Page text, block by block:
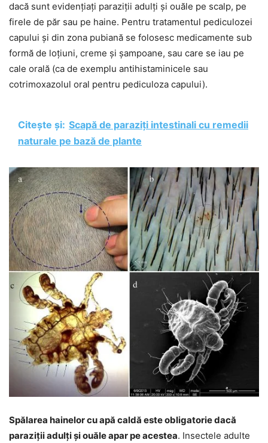
dacă sunt evidențiați paraziții adulți și ouăle pe scalp, pe
firele de păr sau pe haine. Pentru tratamentul pediculozei
capului și din zona pubiană se folosesc medicamente sub
formă de loțiuni, creme și șampoane, sau care se iau pe
cale orală (ca de exemplu antihistaminicele sau
cotrimoxazolul oral pentru pediculoza capului).
Citește și: Scapă de paraziți intestinali cu remedii
naturale pe bază de plante
Spălarea hainelor cu apă caldă este obligatorie dacă
paraziții adulți și ouăle apar pe acestea. Insectele adulte